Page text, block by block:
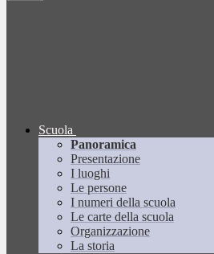
Scuola
Panoramica
Presentazione
I luoghi
Le persone
I numeri della scuola
Le carte della scuola
Organizzazione
La storia